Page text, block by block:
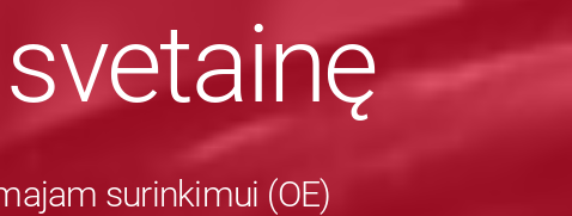
svetainę
surinkimui (OE)